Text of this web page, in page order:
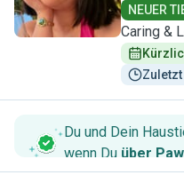
NEUER
Caring &
Du und Dein
wenn Du über